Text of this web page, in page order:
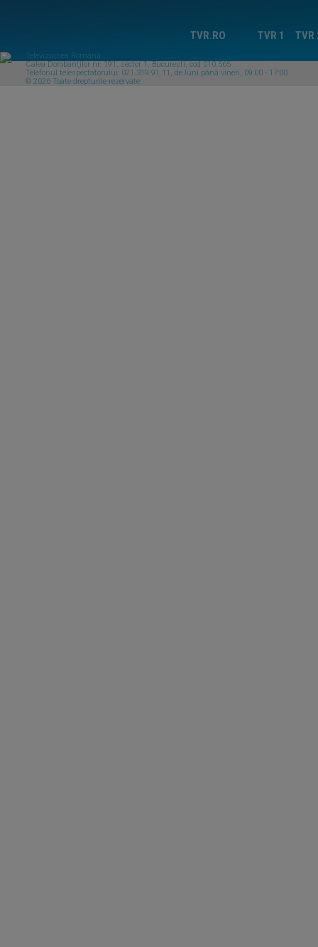
TVR
TVR 1
TVR.RO
Televiziunea Română
Calea Dorobanţilor nr. 191, sector 1, Bucureşti, cod 010.565
Telefonul telespectatorului: 021.319.91.11, de luni până vineri, 09:00 - 17:00
© 2026 Toate drepturile rezervate.